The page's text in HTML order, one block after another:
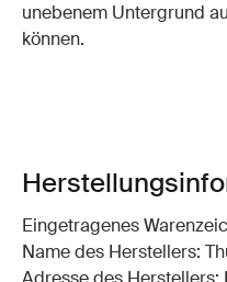
unebenem Untergrund
können.
Eingetragenes
Name des Herstellers: